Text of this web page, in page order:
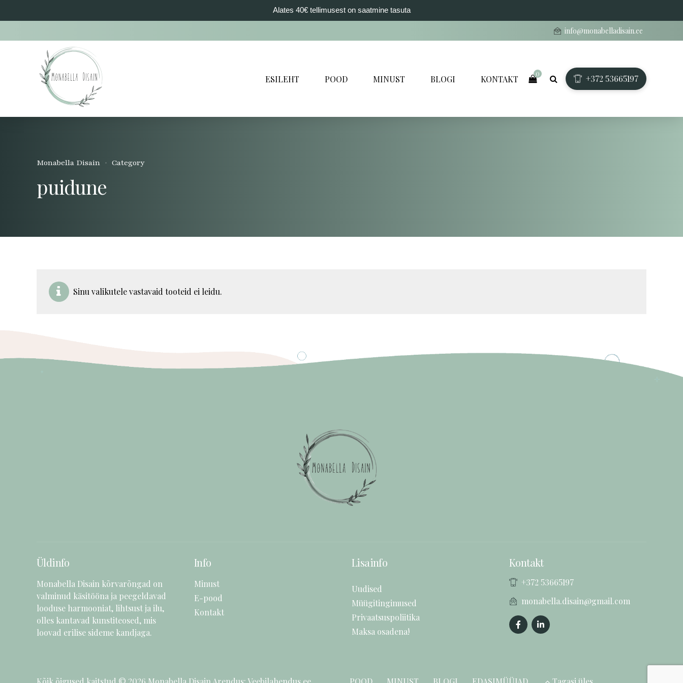
Alates 40€ tellimusest on saatmine tasuta
info@monabelladisain.ee
0 +372 53665197
ESILEHT POOD MINUST BLOGI KONTAKT
Monabella Disain Category
puidune
Sinu valikutele vastavaid tooteid ei leidu.
Üldinfo
Monabella Disain kõrvarõngad on
valminud käsitööna ja peegeldavad
looduse harmooniat, lihtsust ja ilu,
olles kantavad kunstiteosed, mis
loovad erilise sideme kandjaga.
Info
Minust
E-pood
Kontakt
Lisainfo
Uudised
Müügitingimused
Privaatsuspoliitika
Maksa osadena!
Kontakt
+372 53665197
monabella.disain@gmail.com